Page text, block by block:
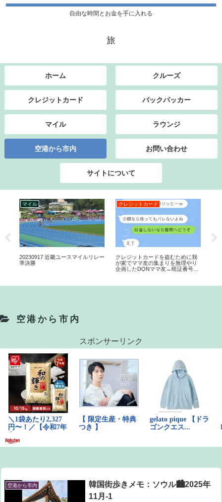
自由な時間とお金を手に入れる
旅
ホーム クルーズ
クレジットカード バックパッカー
マイル ラウンジ
空港から市内 お問い合わせ
サイトについて
マイル
20230917 近畿ユースマイルリレー
準決勝
クレジットカード
クレジットカードを盗むために我
が家でママ友の集まりを無理やり
企画したDQNママ友→暗証番号を
空港から市内
スポンサーリンク
空港から市内
韓国街歩きメモ：ソウル🏙️2025年
11月-1